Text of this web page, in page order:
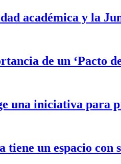
académica y la
de un ‘Pacto de
una iniciativa para
un espacio con